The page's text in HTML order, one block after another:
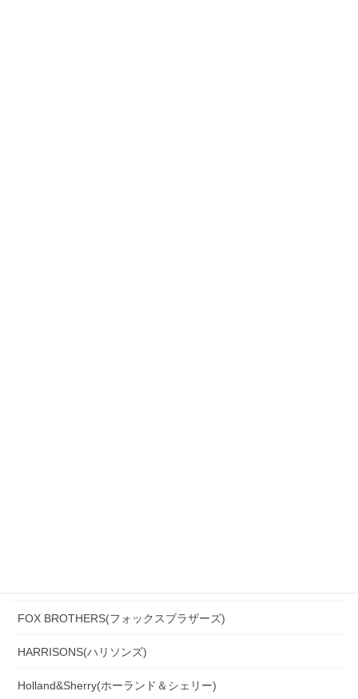
FOX BROTHERS(フォックスブラザーズ)
HARRISONS(ハリソンズ)
Holland&Sherry(ホーランド＆シェリー)